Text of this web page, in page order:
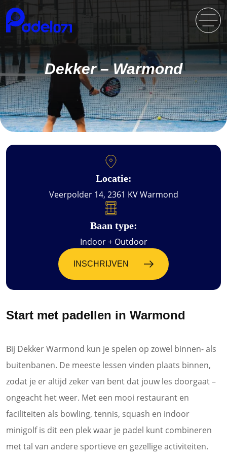
Dekker – Warmond
Locatie:
Veerpolder 14, 2361 KV Warmond
Baan type:
Indoor + Outdoor
INSCHRIJVEN
Start met padellen in Warmond
Bij Dekker Warmond kun je spelen op zowel binnen- als
buitenbanen. De meeste lessen vinden plaats binnen,
zodat je er altijd zeker van bent dat jouw les doorgaat –
ongeacht het weer. Met een mooi restaurant en
faciliteiten als bowling, tennis, squash en indoor
minigolf is dit een plek waar je padel kunt combineren
met tal van andere sportieve en gezellige activiteiten.